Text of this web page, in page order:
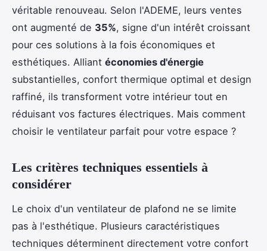
véritable renouveau. Selon l'ADEME, leurs ventes
ont augmenté de 35%, signe d'un intérêt croissant
pour ces solutions à la fois économiques et
esthétiques. Alliant économies d'énergie
substantielles, confort thermique optimal et design
raffiné, ils transforment votre intérieur tout en
réduisant vos factures électriques. Mais comment
choisir le ventilateur parfait pour votre espace ?
Les critères techniques essentiels à
considérer
Le choix d'un ventilateur de plafond ne se limite
pas à l'esthétique. Plusieurs caractéristiques
techniques déterminent directement votre confort